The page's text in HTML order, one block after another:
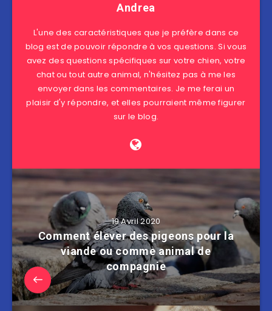
Andrea
L'une des caractéristiques que je préfère dans ce
blog est de pouvoir répondre à vos questions. Si vous
avez des questions spécifiques sur votre chien, votre
chat ou tout autre animal, n'hésitez pas à me les
envoyer dans les commentaires. Je me ferai un
plaisir d'y répondre, et elles pourraient même figurer
sur le blog.
19 Avril 2020
Comment élever des pigeons pour la
viande ou comme animal de
compagnie